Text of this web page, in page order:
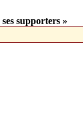
supporters »